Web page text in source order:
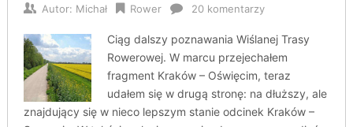
Autor: Michał Rower 20 komentarzy
Ciąg dalszy poznawania Wiślanej Trasy
Rowerowej. W marcu przejechałem
fragment Kraków – Oświęcim, teraz
udałem się w drugą stronę: na dłuższy, ale
znajdujący się w nieco lepszym stanie odcinek Kraków –